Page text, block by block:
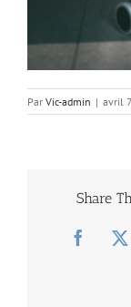
Par Vic-admin | avril
Share
Facebook
X